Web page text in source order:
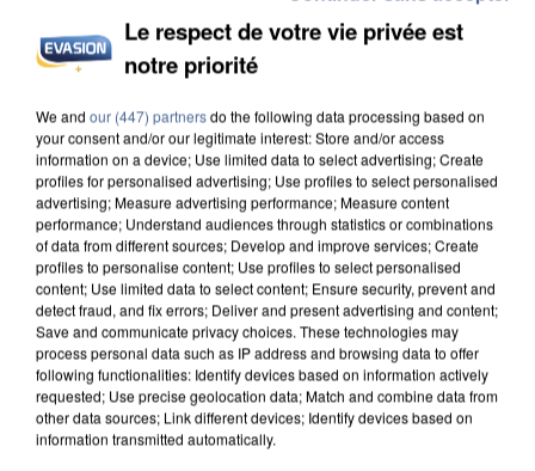
APRÈS TOUTES CES CANICULES, LES REFUGES
DE FAUNE SAUVAGE SONT...
Le respect de votre vie privée est
notre priorité
We and our (447) partnersdo the following data processing based on
your consent and/or our legitimate interest: Store and/or access
information on a device; Use limited data to select advertising; Create
profiles for personalised advertising; Use profiles to select personalised
advertising; Measure advertising performance; Measure content
performance; Understand audiences through statistics or combinations
of data from different sources; Develop and improve services; Create
profiles to personalise content; Use profiles to select personalised
content; Use limited data to select content; Ensure security, prevent and
detect fraud, and fix errors; Deliver and present advertising and content;
Save and communicate privacy choices. These technologies may
process personal data such as IP address and browsing data to offer
following functionalities: Identify devices based on information actively
requested; Use precise geolocation data; Match and combine data from
other data sources; Link different devices; Identify devices based on
information transmitted automatically.